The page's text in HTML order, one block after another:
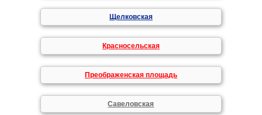
Щелковская
Красносельская
Преображенская площадь
Савеловская